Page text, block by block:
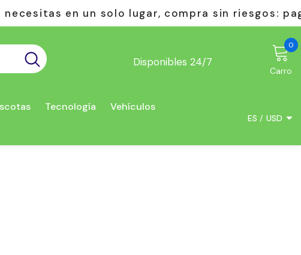
lugar, compra sin riesgos: pagas solo al recibir.
Disponibles 24/7
Carro
00
Tecnología
Vehículos
ES
USD